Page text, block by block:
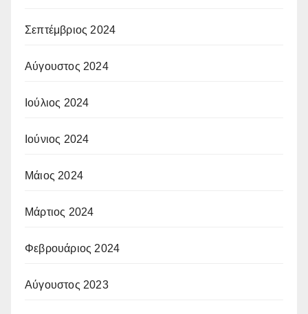
Σεπτέμβριος 2024
Αύγουστος 2024
Ιούλιος 2024
Ιούνιος 2024
Μάιος 2024
Μάρτιος 2024
Φεβρουάριος 2024
Αύγουστος 2023